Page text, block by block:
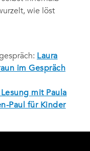
wie löst
Laura
im Gespräch
Lesung mit Paula
Paul für Kinder